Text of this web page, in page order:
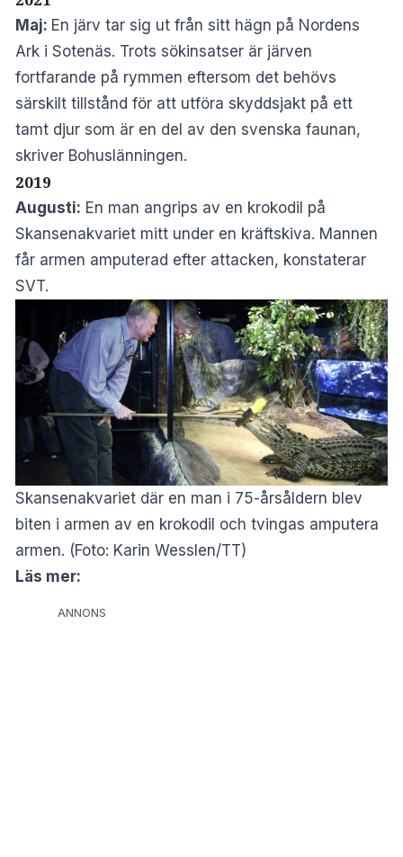
Maj: En järv tar sig ut från sitt hägn på Nordens
Ark i Sotenäs. Trots sökinsatser är järven
fortfarande på rymmen eftersom det behövs
särskilt tillstånd för att utföra skyddsjakt på ett
tamt djur som är en del av den svenska faunan,
skriver Bohuslänningen.
2019
Augusti: En man angrips av en krokodil på
Skansenakvariet mitt under en kräftskiva. Mannen
får armen amputerad efter attacken, konstaterar
SVT.
Skansenakvariet där en man i 75-årsåldern blev
biten i armen av en krokodil och tvingas amputera
armen. (Foto: Karin Wesslen/TT)
Läs mer:
ANNONS